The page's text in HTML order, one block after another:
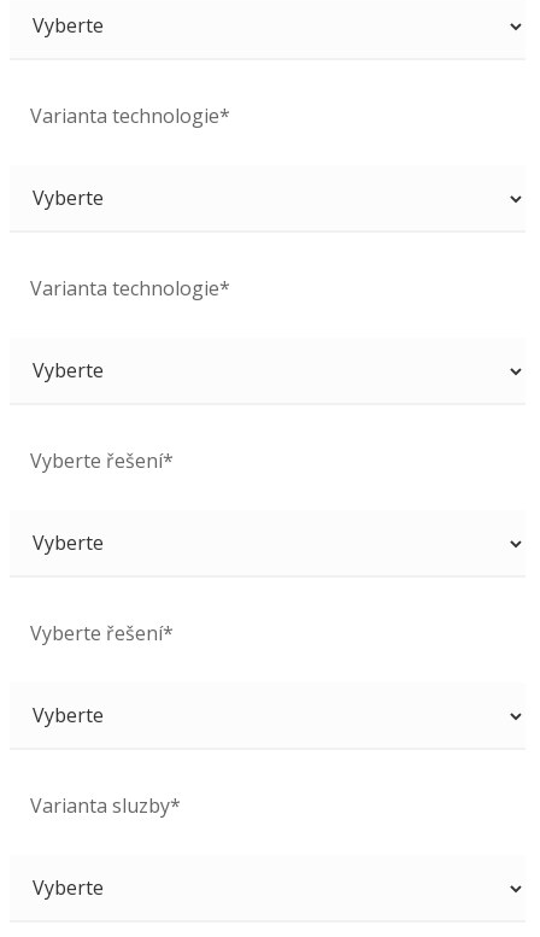
Varianta technologie*
Varianta technologie*
Vyberte řešení*
Vyberte řešení*
Varianta sluzby*